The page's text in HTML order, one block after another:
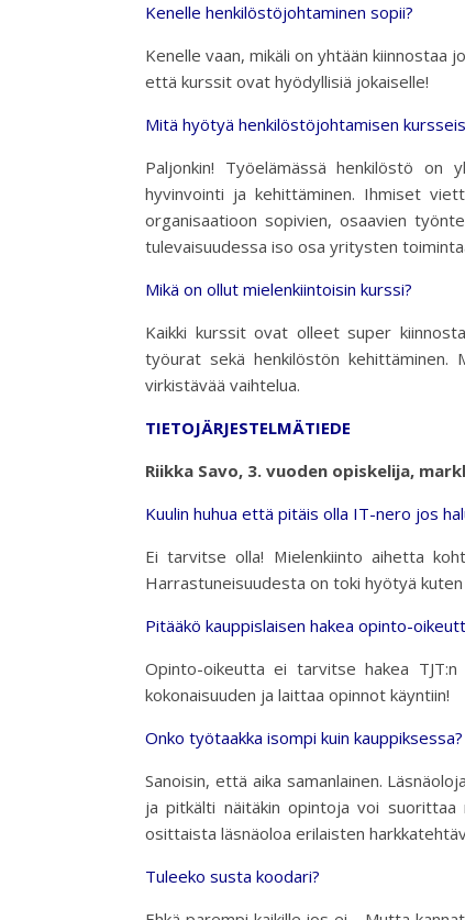
Kenelle henkilöstöjohtaminen sopii?
Kenelle vaan, mikäli on yhtään
että kurssit ovat hyödyllisiä jokaiselle!
Mitä hyötyä henkilöstöjohtamisen
Paljonkin! Työelämässä henkilöstö
hyvinvointi ja kehittäminen. Ihmiset
organisaatioon sopivien, osaavien
tulevaisuudessa iso osa yritysten
Mikä on ollut mielenkiintoisin kurssi?
Kaikki kurssit ovat olleet super
työurat sekä henkilöstön
virkistävää vaihtelua.
TIETOJÄRJESTELMÄTIEDE
Riikka Savo, 3. vuoden opiskelija,
Kuulin huhua että pitäis olla IT-nero jos
Ei tarvitse olla! Mielenkiinto aihetta
Harrastuneisuudesta on toki hyötyä
Pitääkö kauppislaisen hakea opinto-
Opinto-oikeutta ei tarvitse hakea TJT:n
kokonaisuuden ja laittaa opinnot käyntiin!
Onko työtaakka isompi kuin kauppiksessa?
Sanoisin, että aika samanlainen.
ja pitkälti näitäkin opintoja voi suorittaa
osittaista läsnäoloa erilaisten
Tuleeko susta koodari?